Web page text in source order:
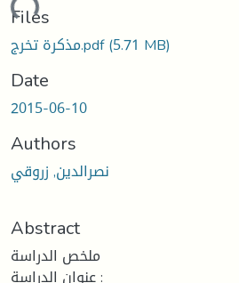
Files
مذكرة تخرج.pdf(5.71 MB)
Date
2015-06-10
Authors
نصرالدين, زروقي
Abstract
ملخص الدراسة
عنوان الدراسة :